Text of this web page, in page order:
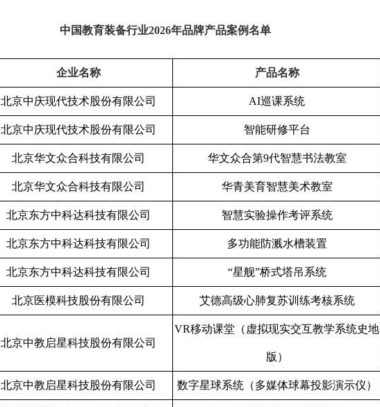
中国教育装备行业2026年品牌产品案例名单
企业名称 产品名称
北京中庆现代技术股份有限公司 AI巡课系统
北京中庆现代技术股份有限公司 智能研修平台
北京华文众合科技有限公司 华文众合第9代智慧书法教室
北京华文众合科技有限公司 华青美育智慧美术教室
北京东方中科达科技有限公司 智慧实验操作考评系统
北京东方中科达科技有限公司 多功能防溅水槽装置
北京东方中科达科技有限公司 “星舰”桥式塔吊系统
北京医模科技股份有限公司 艾德高级心肺复苏训练考核系统
北京中教启星科技股份有限公司
VR移动课堂（虚拟现实交互教学系统史地
版）
北京中教启星科技股份有限公司 数字星球系统（多媒体球幕投影演示仪）